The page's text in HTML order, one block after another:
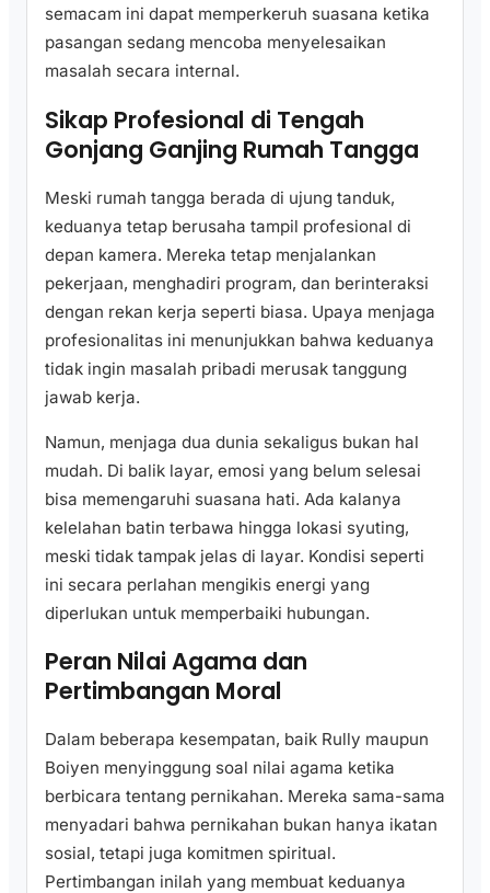
semacam ini dapat memperkeruh suasana ketika
pasangan sedang mencoba menyelesaikan
masalah secara internal.
Sikap Profesional di Tengah
Gonjang Ganjing Rumah Tangga
Meski rumah tangga berada di ujung tanduk,
keduanya tetap berusaha tampil profesional di
depan kamera. Mereka tetap menjalankan
pekerjaan, menghadiri program, dan berinteraksi
dengan rekan kerja seperti biasa. Upaya menjaga
profesionalitas ini menunjukkan bahwa keduanya
tidak ingin masalah pribadi merusak tanggung
jawab kerja.
Namun, menjaga dua dunia sekaligus bukan hal
mudah. Di balik layar, emosi yang belum selesai
bisa memengaruhi suasana hati. Ada kalanya
kelelahan batin terbawa hingga lokasi syuting,
meski tidak tampak jelas di layar. Kondisi seperti
ini secara perlahan mengikis energi yang
diperlukan untuk memperbaiki hubungan.
Peran Nilai Agama dan
Pertimbangan Moral
Dalam beberapa kesempatan, baik Rully maupun
Boiyen menyinggung soal nilai agama ketika
berbicara tentang pernikahan. Mereka sama-sama
menyadari bahwa pernikahan bukan hanya ikatan
sosial, tetapi juga komitmen spiritual.
Pertimbangan inilah yang membuat keduanya